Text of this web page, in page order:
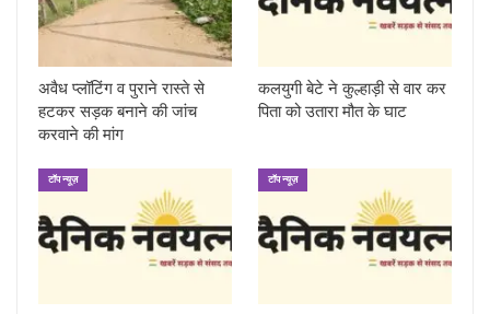
अवैध प्लॉटिंग व पुराने रास्ते से
हटकर सड़क बनाने की जांच
करवाने की मांग
कलयुगी बेटे ने कुल्हाड़ी से वार कर
पिता को उतारा मौत के घाट
टॉप न्यूज़ टॉप न्यूज़